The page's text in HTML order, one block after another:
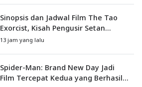
Sinopsis dan Jadwal Film The Tao
Exorcist, Kisah Pengusir Setan
Melawan Kutukan Mematikan
13 jam yang lalu
Spider-Man: Brand New Day Jadi
Film Tercepat Kedua yang Berhasil